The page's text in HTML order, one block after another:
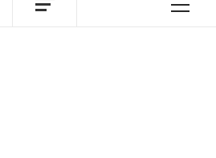
Primary